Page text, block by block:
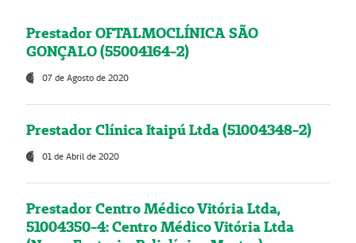
Prestador OFTALMOCLÍNICA SÃO
GONÇALO (55004164-2)
07 de Agosto de 2020
Prestador Clínica Itaipú Ltda (51004348-2)
01 de Abril de 2020
Prestador Centro Médico Vitória Ltda,
51004350-4: Centro Médico Vitória Ltda